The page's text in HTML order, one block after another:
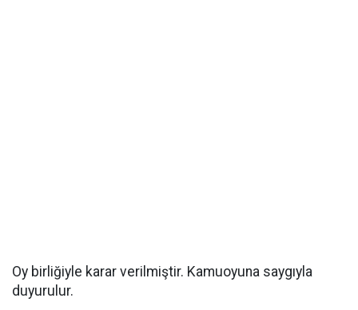
Oy birliğiyle karar verilmiştir. Kamuoyuna saygıyla
duyurulur.